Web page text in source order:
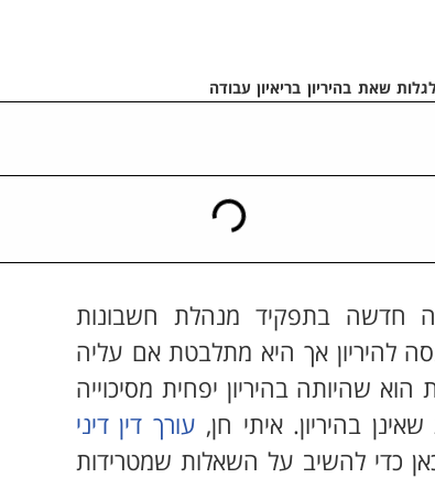
שאת בהיריון בריאיון עבודה
חדשה בתפקיד מנהלת חשבונות
להיריון אך היא מתלבטת אם עליה
שהיותה בהיריון יפחית מסיכוייה
בהיריון. איתי חן, עורך דין דיני
כדי להשיב על השאלות שמטרידות